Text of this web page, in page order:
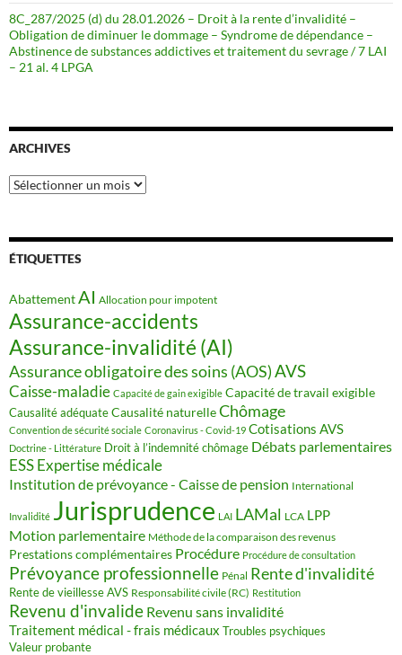
8C_287/2025 (d) du 28.01.2026 – Droit à la rente d’invalidité –
Obligation de diminuer le dommage – Syndrome de dépendance –
Abstinence de substances addictives et traitement du sevrage / 7 LAI
– 21 al. 4 LPGA
ARCHIVES
Archives
ÉTIQUETTES
AbattementAI Allocation pour impotent
Assurance-accidents
Assurance-invalidité (AI)
Assurance obligatoire des soins (AOS)AVS
Caisse-maladie Capacité de gain exigible Capacité de travail exigible
Causalité adéquate Causalité naturelleChômage
Convention de sécurité sociale Coronavirus - Covid-19 Cotisations AVS
Doctrine - Littérature Droit à l’indemnité chômage Débats parlementaires
ESSExpertise médicale
Institution de prévoyance - Caisse de pension International
Invalidité Jurisprudence LAI LAMal LCA LPP
Motion parlementaire Méthode de la comparaison des revenus
Prestations complémentaires Procédure Procédure de consultation
Prévoyance professionnelle Pénal Rente d'invalidité
Rente de vieillesse AVS Responsabilité civile (RC) Restitution
Revenu d'invalide Revenu sans invalidité
Traitement médical - frais médicaux Troubles psychiques
Valeur probante